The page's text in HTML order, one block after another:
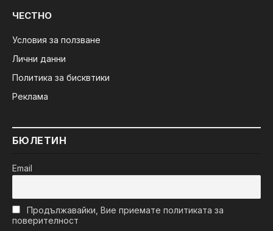
ЧЕСТНО
Условия за ползване
Лични данни
Политика за бисквтики
Реклама
БЮЛЕТИН
Email
Продължавайки, Вие приемате политиката за
поверителност